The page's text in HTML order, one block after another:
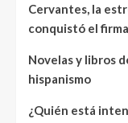
Cervantes, la
conquistó el
Novelas y libros
hispanismo
¿Quién está